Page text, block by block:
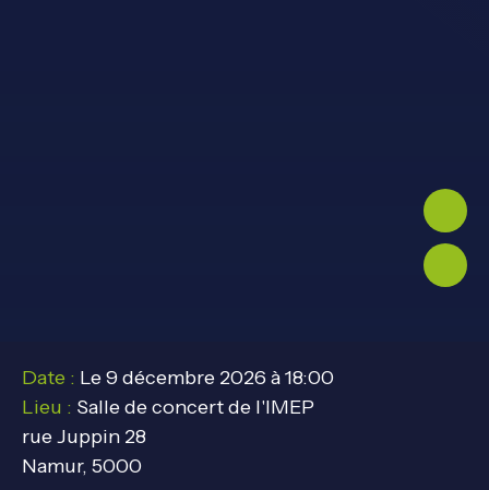
Date : Le 9 décembre 2026 à 18:00
Lieu : Salle de concert de l'IMEP
rue Juppin 28
Namur, 5000